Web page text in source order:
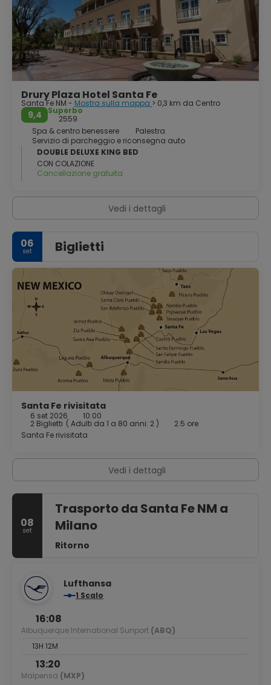
Drury Plaza Hotel Santa Fe
Santa Fe NM - Mostra sulla mappa > 0,3 km da Centro
9,4
Superbo
2559
Spa & centro benessere
Palestra
Servizio di parcheggio e riconsegna auto
DOUBLE DELUXE KING BED
CON COLAZIONE
Cancellazione gratuita
Vedi i dettagli
06
set Biglietti
Santa Fe rivisitata
6 set 2026 10:00
2 Biglietti ( Adulti da 1 a 80 anni: 2 )
2.5 ore
Santa Fe rivisitata
Vedi i dettagli
08
set
Trasporto da Santa Fe NM a
Milano
Ritorno
Lufthansa
1 Scalo
16:08
Albuquerque International Sunport (ABQ)
13H 12M
13:20
Malpensa (MXP)